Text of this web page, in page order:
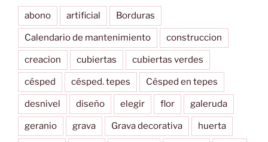
abono artificial Borduras
Calendario de mantenimiento construccion
creacion cubiertas cubiertas verdes
césped césped. tepes Césped en tepes
desnivel diseño elegir flor galeruda
geranio grava Grava decorativa huerta